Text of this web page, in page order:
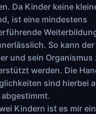
Da Kinder keine
ist eine mindestens
So kann der
und sein Organismus
werden. Die
sind hierbei
Kindern ist es mir ein